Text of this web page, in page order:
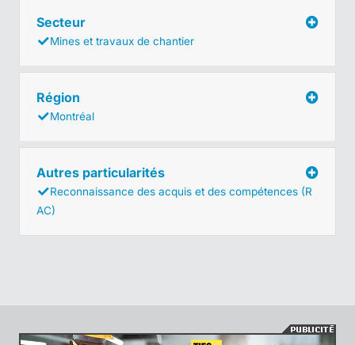
Secteur
Mines et travaux de chantier
Région
Montréal
Autres particularités
Reconnaissance des acquis et des compétences (R
AC)